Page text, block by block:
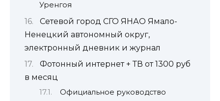
Уренгоя
Сетевой город СГО ЯНАО Ямало-
Ненецкий автономный округ,
электронный дневник и журнал
Фотонный интернет + ТВ от 1300 руб
в месяц
Официальное руководство